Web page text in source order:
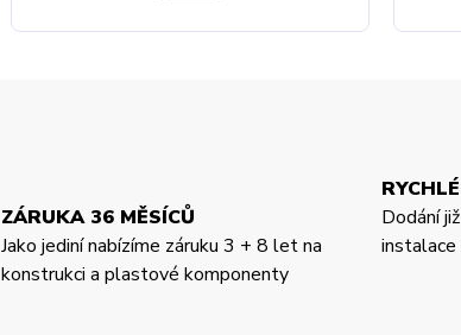
ZÁRUKA 36 MĚSÍCŮ
Jako jediní nabízíme záruku 3 + 8 let na
konstrukci a plastové komponenty
Dodání
instalace